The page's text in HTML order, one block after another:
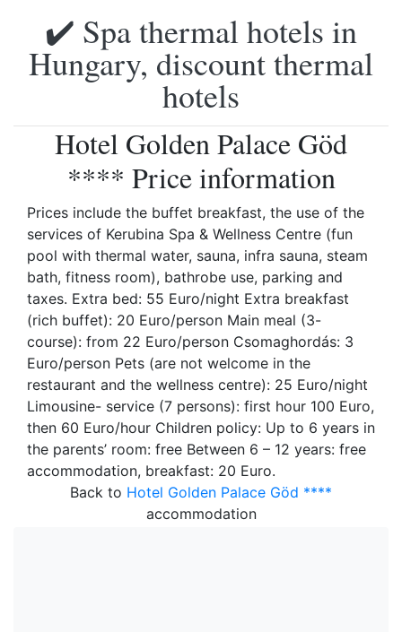
✔️ Spa thermal hotels in
Hungary, discount thermal
hotels
Hotel Golden Palace Göd
**** Price information
Prices include the buffet breakfast, the use of the
services of Kerubina Spa & Wellness Centre (fun
pool with thermal water, sauna, infra sauna, steam
bath, fitness room), bathrobe use, parking and
taxes. Extra bed: 55 Euro/night Extra breakfast
(rich buffet): 20 Euro/person Main meal (3-
course): from 22 Euro/person Csomaghordás: 3
Euro/person Pets (are not welcome in the
restaurant and the wellness centre): 25 Euro/night
Limousine- service (7 persons): first hour 100 Euro,
then 60 Euro/hour Children policy: Up to 6 years in
the parents’ room: free Between 6 – 12 years: free
accommodation, breakfast: 20 Euro.
Back to Hotel Golden Palace Göd ****
accommodation